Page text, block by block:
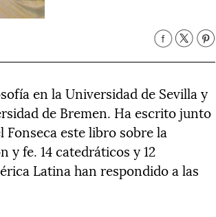
en la Universidad de Sevilla y
de Bremen. Ha escrito junto
este libro sobre la
fe. 14 catedráticos y 12
Latina han respondido a las